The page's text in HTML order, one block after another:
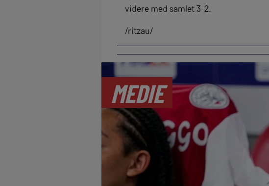
videre med samlet 3-2.
/ritzau/
MEDIE